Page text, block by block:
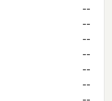
--
--
--
--
--
--